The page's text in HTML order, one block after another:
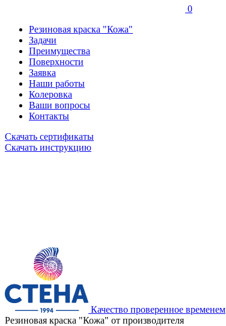
0
Резиновая краска "Кожа"
Задачи
Преимущества
Поверхности
Заявка
Наши работы
Колеровка
Ваши вопросы
Контакты
Скачать сертификаты
Скачать инструкцию
Качество проверенное временем
Резиновая краска "Кожа" от производителя